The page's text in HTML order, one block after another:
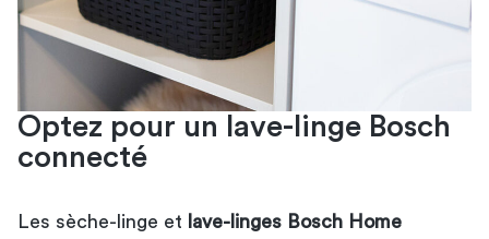
Optez pour un lave-linge Bosch
connecté
Les sèche-linge et
lave-linges Bosch Home